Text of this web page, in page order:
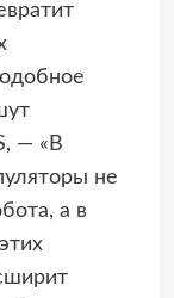
— «В
не
а в